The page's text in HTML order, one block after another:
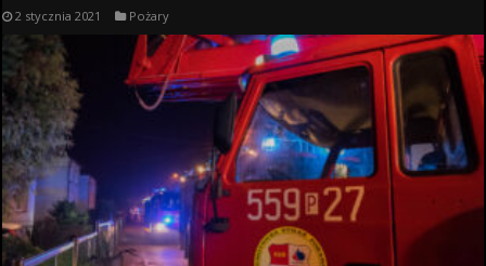
2 stycznia 2021 Pożary